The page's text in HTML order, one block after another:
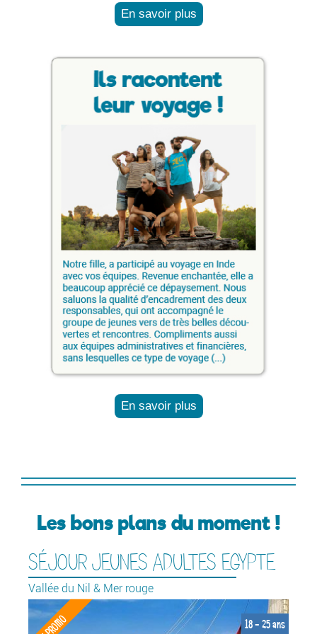
En savoir plus
En savoir plus
Les bons plans du moment !
SÉJOUR JEUNES ADULTES EGYPTE
Vallée du Nil & Mer rouge
18 - 25 ans